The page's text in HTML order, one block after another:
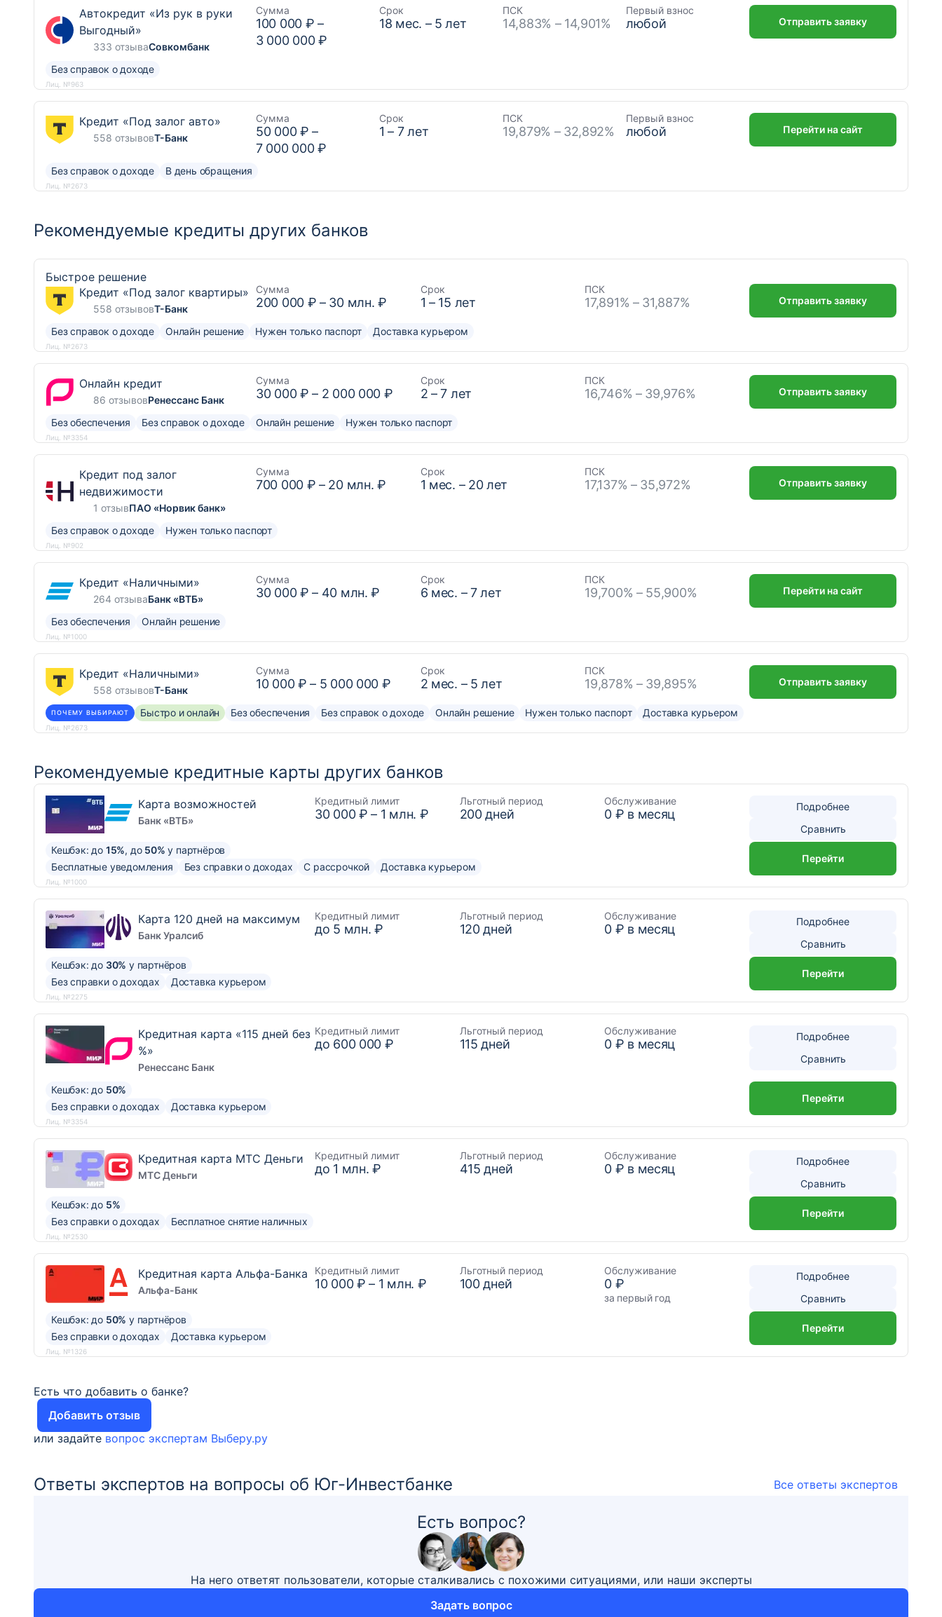
Автокредит «Из рук в руки
Выгодный»
333 отзываСовкомбанк
Сумма
100 000 ₽ –
3 000 000 ₽
Срок
18 мес. – 5 лет
ПСК
14,883% – 14,901%
Первый взнос
любой
Без справок о доходе
Отправить заявку
Лиц. №963
Кредит «Под залог авто»
558 отзывовТ-Банк
Сумма
50 000 ₽ –
7 000 000 ₽
Срок
1 – 7лет
ПСК
19,879% – 32,892%
Первый взнос
любой
Без справок о доходе В день обращения
Перейти на сайт
Лиц. №2673
Рекомендуемые кредиты других банков
Быстрое решение
Кредит «Под залог квартиры»
558 отзывовТ-Банк
Сумма
200 000 ₽ – 30 млн. ₽
Срок
1 – 15 лет
ПСК
17,891% – 31,887%
Без справок о доходе Онлайн решение Нужен только паспорт Доставка курьером
Отправить заявку
Лиц. №2673
Онлайн кредит
86 отзывовРенессанс Банк
Сумма
30 000 ₽ – 2 000 000 ₽
Срок
2 –7 лет
ПСК
16,746% – 39,976%
Без обеспечения Без справок о доходе Онлайн решение Нужен только паспорт
Отправить заявку
Лиц. №3354
Кредит под залог
недвижимости
1 отзывПАО «Норвик банк»
Сумма
700 000 ₽ – 20 млн. ₽
Срок
1 мес. – 20лет
ПСК
17,137% – 35,972%
Без справок о доходе Нужен только паспорт
Отправить заявку
Лиц. №902
Кредит «Наличными»
264 отзываБанк «ВТБ»
Сумма
30 000 ₽ – 40 млн. ₽
Срок
6 мес. –7лет
ПСК
19,700% – 55,900%
Без обеспечения Онлайн решение
Перейти на сайт
Лиц. №1000
Кредит «Наличными»
558 отзывовТ-Банк
Сумма
10 000 ₽ – 5 000 000 ₽
Срок
2 мес. – 5 лет
ПСК
19,878% – 39,895%
ПОЧЕМУ ВЫБИРАЮТ Быстро и онлайн Без обеспечения Без справок о доходе Онлайн решение Нужен только паспорт Доставка курьером
Отправить заявку
Лиц. №2673
Рекомендуемые кредитные карты других банков
Карта возможностей
Банк «ВТБ»
Кредитный лимит
30 000 ₽ – 1 млн. ₽
Льготный период
200дней
Обслуживание
0 ₽ в месяц
Кешбэк: до 15%, до 50% у партнёров
Бесплатные уведомления
Без справки о доходах С рассрочкой Доставка курьером
Подробнее
Сравнить
Перейти
Лиц. №1000
Карта 120 дней на максимум
Банк Уралсиб
Кредитный лимит
до 5 млн. ₽
Льготный период
120дней
Обслуживание
0 ₽ в месяц
Кешбэк: до 30% у партнёров
Без справки о доходах
Доставка курьером
Подробнее
Сравнить
Перейти
Лиц. №2275
Кредитная карта «115 дней без
%»
Ренессанс Банк
Кредитный лимит
до 600 000 ₽
Льготный период
115 дней
Обслуживание
0 ₽ в месяц
Кешбэк: до 50%
Без справки о доходах
Доставка курьером
Подробнее
Сравнить
Перейти
Лиц. №3354
Кредитная карта МТС Деньги
МТС Деньги
Кредитный лимит
до 1 млн. ₽
Льготный период
415 дней
Обслуживание
0 ₽ в месяц
Кешбэк: до 5%
Без справки о доходах
Бесплатное снятие наличных
Подробнее
Сравнить
Перейти
Лиц. №2530
Кредитная карта Альфа-Банка
Альфа-Банк
Кредитный лимит
10 000 ₽ – 1 млн. ₽
Льготный период
100дней
Обслуживание
0 ₽
за первый год
Кешбэк: до 50% у партнёров
Без справки о доходах
Доставка курьером
Подробнее
Сравнить
Перейти
Лиц. №1326
Есть что добавить о банке?
Добавить отзыв
или задайте вопрос экспертам Выберу.ру
Ответы экспертов на вопросы об Юг-Инвестбанке Все ответы экспертов
Есть вопрос?
На него ответят пользователи, которые сталкивались с похожими ситуациями, или наши эксперты
Задать вопрос